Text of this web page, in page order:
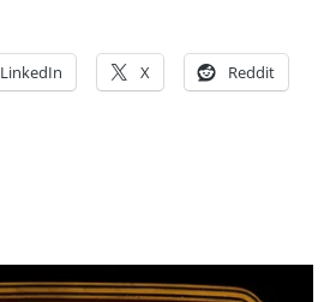
LinkedIn X Reddit